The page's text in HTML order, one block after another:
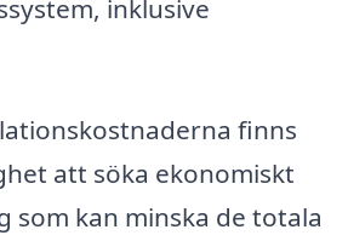
inklusive
finns
att söka ekonomiskt
som kan minska de totala